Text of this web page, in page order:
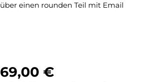
über einen rounden Teil mit Email
Regulärer Preis:
69,00 €